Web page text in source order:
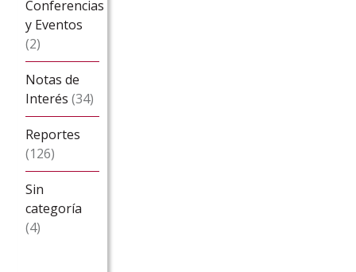
Conferencias
y Eventos
(2)
Notas de
Interés (34)
Reportes
(126)
Sin
categoría
(4)